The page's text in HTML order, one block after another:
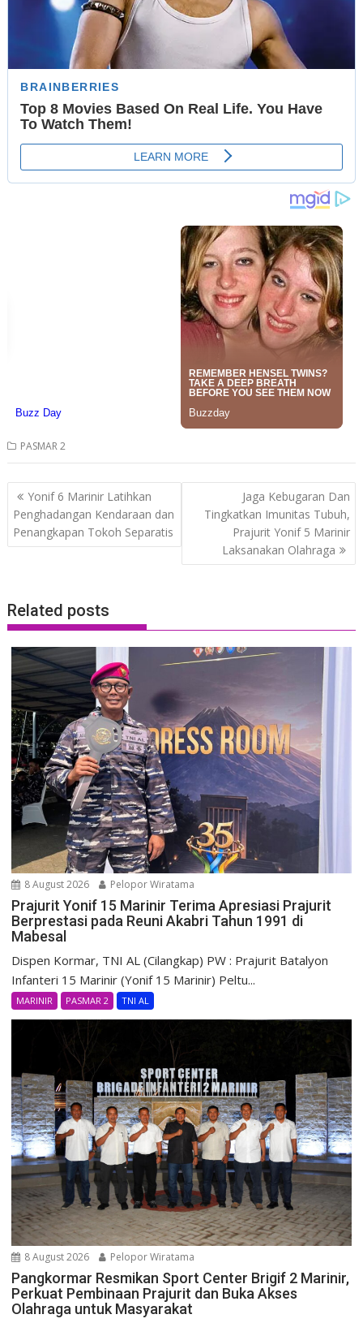
PASMAR 2
Post
navigation
Yonif 6 Marinir Latihkan
Penghadangan Kendaraan dan
Penangkapan Tokoh Separatis
Jaga Kebugaran Dan
Tingkatkan Imunitas Tubuh,
Prajurit Yonif 5 Marinir
Laksanakan Olahraga
Related posts
8 August 2026 Pelopor Wiratama
Prajurit Yonif 15 Marinir Terima Apresiasi Prajurit
Berprestasi pada Reuni Akabri Tahun 1991 di
Mabesal
Dispen Kormar, TNI AL (Cilangkap) PW : Prajurit Batalyon
Infanteri 15 Marinir (Yonif 15 Marinir) Peltu...
MARINIR PASMAR 2 TNI AL
8 August 2026 Pelopor Wiratama
Pangkormar Resmikan Sport Center Brigif 2 Marinir,
Perkuat Pembinaan Prajurit dan Buka Akses
Olahraga untuk Masyarakat